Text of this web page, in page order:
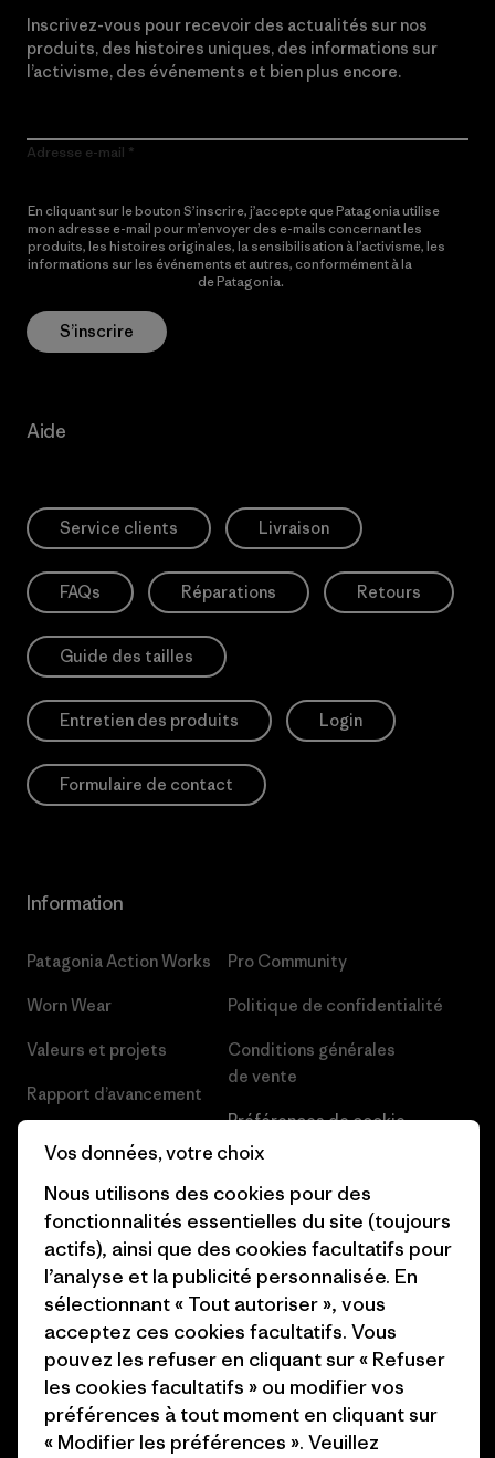
Inscrivez-vous pour recevoir des actualités sur nos
produits, des histoires uniques, des informations sur
l’activisme, des événements et bien plus encore.
Adresse e-mail
En cliquant sur le bouton S’inscrire, j’accepte que Patagonia utilise
mon adresse e-mail pour m’envoyer des e-mails concernant les
produits, les histoires originales, la sensibilisation à l’activisme, les
informations sur les événements et autres, conformément à la
de Patagonia.
S’inscrire
Aide
Service clients Livraison
FAQs Réparations Retours
Guide des tailles
Entretien des produits Login
Formulaire de contact
Information
Patagonia Action Works
Worn Wear
Valeurs et projets
Rapport d’avancement
Objectifs climatiques
1% For The Planet
Comment nous
finançons
Cartes cadeaux
Nos magasins
Pro Community
Politique de confidentialité
Conditions générales
de vente
Préférences de cookie
Carrières
Presse et media
Industry program
Programme d’affiliation
Patagonia Belgique Plan du
site
Vos données, votre choix
Nous utilisons des cookies pour des
fonctionnalités essentielles du site (toujours
actifs), ainsi que des cookies facultatifs pour
l’analyse et la publicité personnalisée. En
sélectionnant « Tout autoriser », vous
acceptez ces cookies facultatifs. Vous
pouvez les refuser en cliquant sur « Refuser
les cookies facultatifs » ou modifier vos
préférences à tout moment en cliquant sur
« Modifier les préférences ». Veuillez